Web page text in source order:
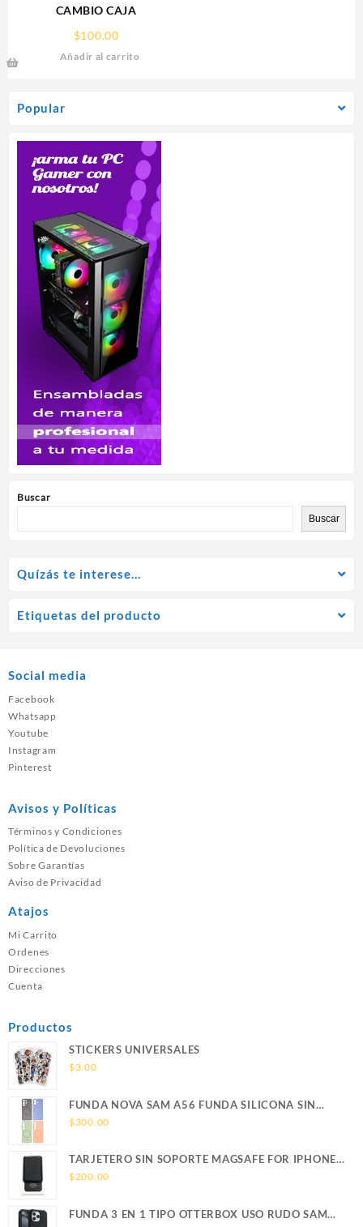
Popular
Buscar
Buscar
CAMBIO CAJA
$100.00
Añadir al carrito
Quízás te interese…
Etiquetas del producto
Social media
Facebook
Whatsapp
Youtube
Instagram
Pinterest
Avisos y Políticas
Términos y Condiciones
Política de Devoluciones
Sobre Garantías
Aviso de Privacidad
Atajos
Mi Carrito
Ordenes
Direcciones
Cuenta
Productos
STICKERS UNIVERSALES
$3.00
FUNDA NOVA SAM A56 FUNDA SILICONA SIN
SOPORTE MAGNETICO SAMSUNG
$300.00
TARJETERO SIN SOPORTE MAGSAFE FOR IPHONE
LEATHER WALLET MAGSAFE
$200.00
FUNDA 3 EN 1 TIPO OTTERBOX USO RUDO SAM